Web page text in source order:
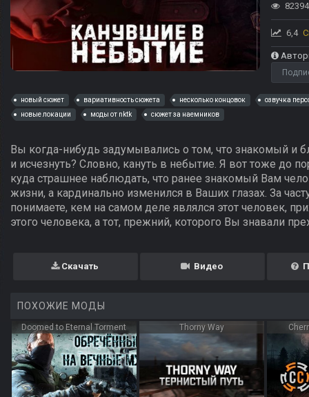
6,4
новый сюжет вариативность сюжета несколько концовок
озвучка
новые локации
моды от nktk сюжет за наемников
Вы когда-нибудь задумывались о том, что знакомый и
и исчезнуть? Словно, кануть в небытие. Я вот тоже до
куда страшнее наблюдать, что ранее знакомый Вам
жизни, а кардинально изменился в Ваших глазах. За
понимаете, кем на самом деле являлся этот человек,
этого человека, а тот, прежний, которого Вы знавали
Скачать Видео
ПОХОЖИЕ МОДЫ
Doomed to Eternal Torment Thorny Way